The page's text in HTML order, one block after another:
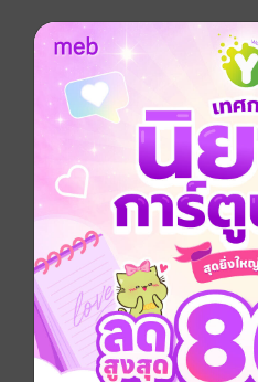
ทดลองฟัง
อยากได้ ซื้อเป็นของขวัญ
หนังสือเสียงเล่มนี้ ได้บอกเล่า
คิดกันอย่างไร คนสำเร็จมักจะ
มองเห็นโอกาสในคนที่เขาพบ
เองได้ทำความรู้จักกับคนอื่น แ